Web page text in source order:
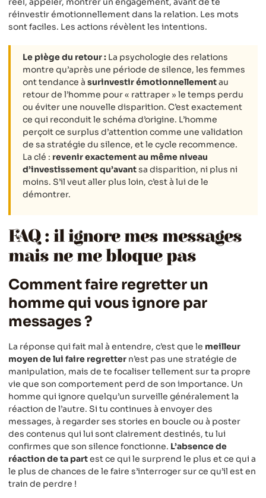
réinvestir émotionnellement dans la relation. Les mots
sont faciles. Les actions révèlent les intentions.
Le piège du retour : La psychologie des relations
montre qu’après une période de silence, les femmes
ont tendance à surinvestir émotionnellementau
retour de l’homme pour « rattraper » le temps perdu
ou éviter une nouvelle disparition. C’est exactement
ce qui reconduit le schéma d’origine. L’homme
perçoit ce surplus d’attention comme une validation
de sa stratégie du silence, et le cycle recommence.
La clé : revenir exactement au même niveau
d’investissement qu’avantsa disparition, ni plus ni
moins. S’il veut aller plus loin, c’est à lui de le
démontrer.
FAQ : il ignore mes messages
mais ne me bloque pas
Comment faire regretter un
homme qui vous ignore par
messages ?
La réponse qui fait mal à entendre, c’est que le meilleur
moyen de lui faire regretter n’est pas une stratégie de
manipulation, mais de te focaliser tellement sur ta propre
vie que son comportement perd de son importance. Un
homme qui ignore quelqu’un surveille généralement la
réaction de l’autre. Si tu continues à envoyer des
messages, à regarder ses stories en boucle ou à poster
des contenus qui lui sont clairement destinés, tu lui
confirmes que son silence fonctionne. L’absence de
réaction de ta partest ce qui le surprend le plus et ce qui a
le plus de chances de le faire s’interroger sur ce qu’il est en
train de perdre !